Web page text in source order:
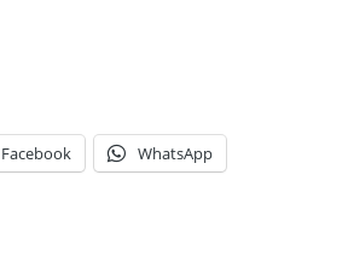
Facebook WhatsApp